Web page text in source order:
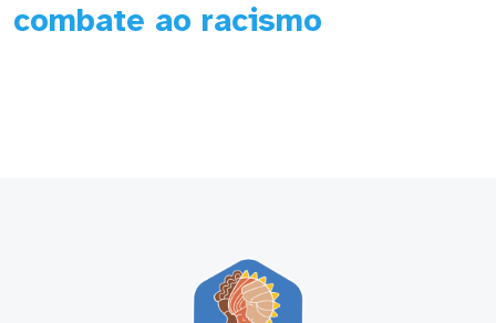
combate ao racismo